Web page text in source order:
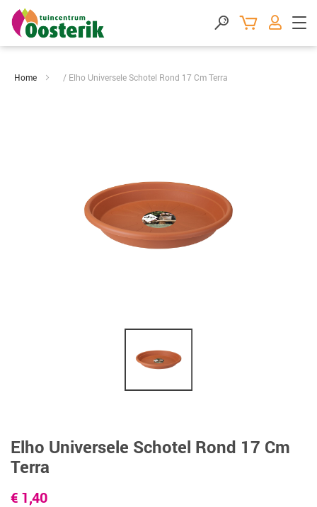
Home Elho Universele Schotel Rond 17 Cm Terra
Elho Universele Schotel Rond 17 Cm
Terra
€ 1,40